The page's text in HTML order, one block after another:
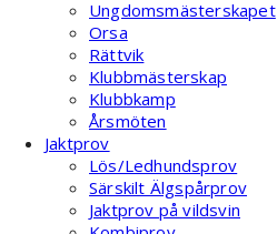
Ungdomsmästerskapet
Orsa
Rättvik
Klubbmästerskap
Klubbkamp
Årsmöten
Jaktprov
Lös/Ledhundsprov
Särskilt Älgspårprov
Jaktprov på vildsvin